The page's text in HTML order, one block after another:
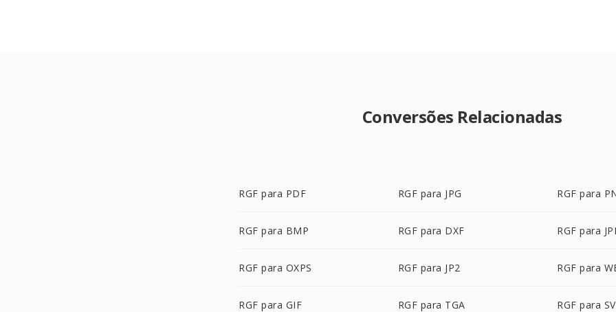
Conversões Relacionadas
RGF para PDF RGF para JPG RGF para
RGF para BMP RGF para DXF RGF para
RGF para OXPS RGF para JP2 RGF para
RGF para GIF RGF para TGA RGF para